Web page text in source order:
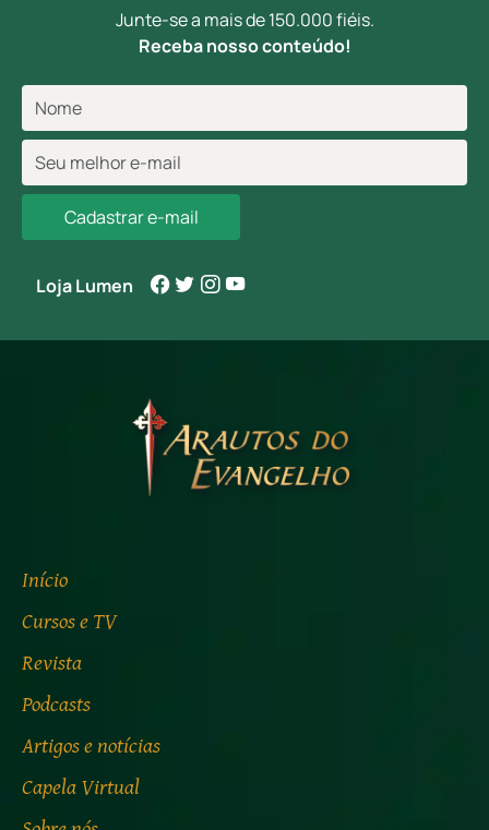
Junte-se a mais de 150.000 fiéis.
Receba nosso conteúdo!
Cadastrar e-mail
Loja Lumen
Início
Cursos e TV
Revista
Podcasts
Artigos e notícias
Capela Virtual